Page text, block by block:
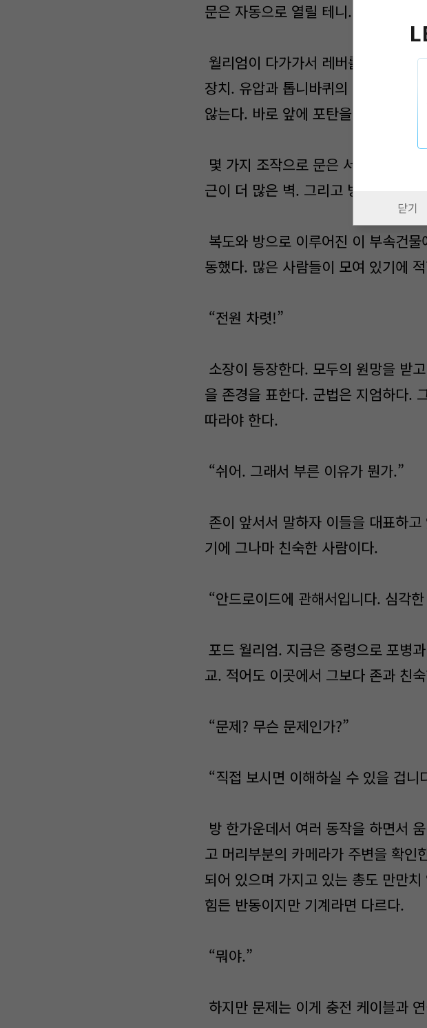
문은 자동으로 열릴 테니.
월리엄이 다가가서 레버를 당기고
장치. 유압과 톱니바퀴의 조화. 아주
않는다. 바로 앞에 포탄을 쏘아도 이
몇 가지 조작으로 문은 서서히 열린
근이 더 많은 벽. 그리고 방어하기 아
복도와 방으로 이루어진 이 부속건
동했다. 많은 사람들이 모여 있기에
“전원 차렷!”
소장이 등장한다. 모두의 원망을 받
을 존경을 표한다. 군법은 지엄하다.
따라야 한다.
“쉬어. 그래서 부른 이유가 뭔가.”
존이 앞서서 말하자 이들을 대표하
기에 그나마 친숙한 사람이다.
“안드로이드에 관해서입니다. 심각
포드 월리엄. 지금은 중령으로 포병
교. 적어도 이곳에서 그보다 존과 친
“문제? 무슨 문제인가?”
“직접 보시면 이해하실 수 있을 겁니
방 한가운데서 여러 동작을 하면서
고 머리부분의 카메라가 주변을 확인
되어 있으며 가지고 있는 총도 만만
힘든 반동이지만 기계라면 다르다.
“뭐야.”
하지만 문제는 이게 충전 케이블과
닫기